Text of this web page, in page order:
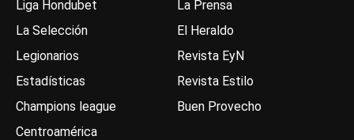
Liga Hondubet
La Selección
Legionarios
Estadísticas
Champions league
Centroamérica
La Prensa
El Heraldo
Revista EyN
Revista Estilo
Buen Provecho